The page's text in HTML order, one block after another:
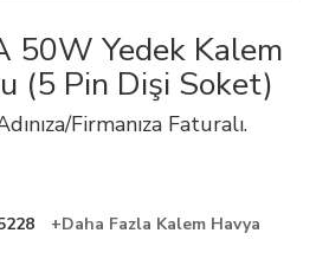
50W Yedek Kalem
(5 Pin Dişi Soket)
Firmanıza Faturalı.
+Daha Fazla Kalem Havya